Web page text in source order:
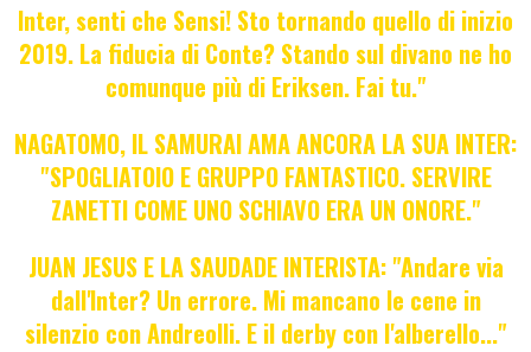
Inter, senti che Sensi! Sto tornando quello di inizio
2019. La fiducia di Conte? Stando sul divano ne ho
comunque più di Eriksen. Fai tu."
NAGATOMO, IL SAMURAI AMA ANCORA LA SUA INTER:
"SPOGLIATOIO E GRUPPO FANTASTICO. SERVIRE
ZANETTI COME UNO SCHIAVO ERA UN ONORE."
JUAN JESUS E LA SAUDADE INTERISTA: "Andare via
dall'Inter? Un errore. Mi mancano le cene in
silenzio con Andreolli. E il derby con l'alberello..."